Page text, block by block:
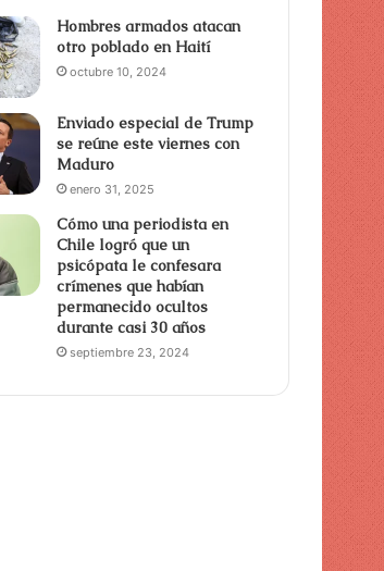
Hombres armados atacan
otro poblado en Haití
octubre 10, 2024
Enviado especial de Trump
se reúne este viernes con
Maduro
enero 31, 2025
Cómo una periodista en
Chile logró que un
psicópata le confesara
crímenes que habían
permanecido ocultos
durante casi 30 años
septiembre 23, 2024